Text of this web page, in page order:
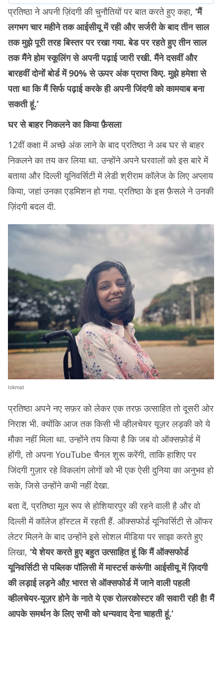
प्रतिष्ठा ने अपनी ज़िंदगी की चुनौतियों पर बात करते हुए कहा, ‘मैं
लगभग चार महीने तक आईसीयू में रही और सर्जरी के बाद तीन साल
तक मुझे पूरी तरह बिस्तर पर रखा गया. बेड पर रहते हुए तीन साल
तक मैंने होम स्कूलिंग से अपनी पढ़ाई जारी रखी. मैंने दसवीं और
बारहवीं दोनों बोर्ड में 90% से ऊपर अंक प्राप्त किए. मुझे हमेशा से
पता था कि मैं सिर्फ पढ़ाई करके ही अपनी जिंदगी को कामयाब बना
सकती हूं.’
घर से बाहर निकलने का किया फ़ैसला
12वीं कक्षा में अच्छे अंक लाने के बाद प्रतिष्ठा ने अब घर से बाहर
निकलने का तय कर लिया था. उन्होंने अपने घरवालों को इस बारे में
बताया और दिल्ली यूनिवर्सिटी में लेडी श्रीराम कॉलेज के लिए अप्लाय
किया, जहां उनका एडमिशन हो गया. प्रतिष्ठा के इस फ़ैसले ने उनकी
ज़िंदगी बदल दी.
lokmat
प्रतिष्ठा अपने नए सफ़र को लेकर एक तरफ़ उत्साहित तो दूसरी ओर
निराश भी. क्योंकि आज तक किसी भी व्हीलचेयर यूज़र लड़की को ये
मौका नहीं मिला था. उन्होंने तय किया है कि जब वो ऑक्सफ़ोर्ड में
होंगी, तो अपना YouTube चैनल शुरू करेंगी, ताकि हाशिए पर
जिंदगी गुज़ार रहे विकलांग लोगों को भी एक ऐसी दुनिया का अनुभव हो
सके, जिसे उन्होंने कभी नहीं देखा.
बता दें, प्रतिष्ठा मूल रूप से होशियारपुर की रहने वाली है और वो
दिल्ली में कॉलेज हॉस्टल में रहती हैं. ऑक्सफोर्ड यूनिवर्सिटी से ऑफर
लेटर मिलने के बाद उन्होंने इसे सोशल मीडिया पर साझा करते हुए
लिखा, ‘ये शेयर करते हुए बहुत उत्साहित हूं कि मैं ऑक्सफोर्ड
यूनिवर्सिटी से पब्लिक पॉलिसी में मास्टर्स करूंगी! आईसीयू में ज़िदगी
की लड़ाई लड़ने औऱ भारत से ऑक्सफोर्ड में जाने वाली पहली
व्हीलचेयर-यूज़र होने के नाते ये एक रोलरकोस्टर की सवारी रही है! मैं
आपके समर्थन के लिए सभी को धन्यवाद देना चाहती हूं.’